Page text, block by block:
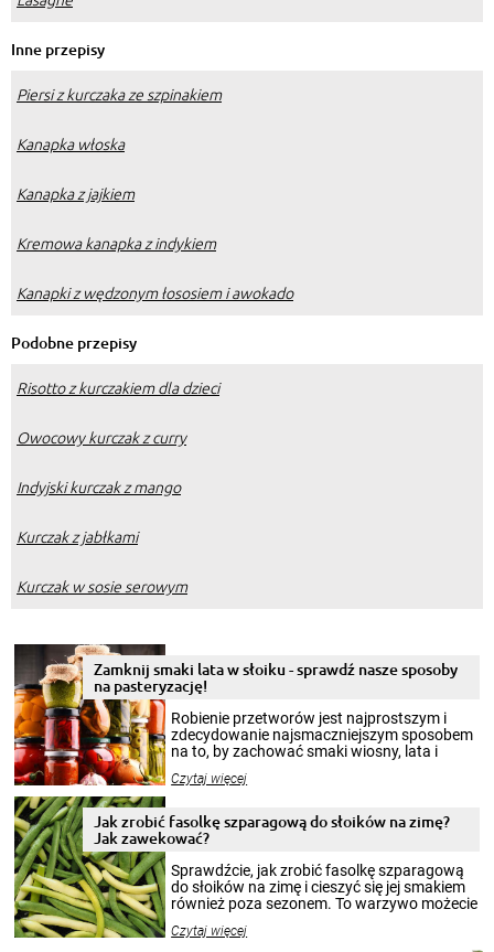
Inne przepisy
Piersi z kurczaka ze szpinakiem
Kanapka włoska
Kanapka z jajkiem
Kremowa kanapka z indykiem
Kanapki z wędzonym łososiem i awokado
Podobne przepisy
Risotto z kurczakiem dla dzieci
Owocowy kurczak z curry
Indyjski kurczak z mango
Kurczak z jabłkami
Kurczak w sosie serowym
Zamknij smaki lata w słoiku - sprawdź nasze sposoby
na pasteryzację!
Robienie przetworów jest najprostszym i
zdecydowanie najsmaczniejszym sposobem
na to, by zachować smaki wiosny, lata i
krajobrazów, by cieszyć nimi oko w sezonie
pełni poczuć atmosferę cieplejszych
miesięcy. Przygotowanie słoików ze
patenty, które pozwolą zachować świeżość
przetworów.
Czytaj więcej
Jak zrobić fasolkę szparagową do słoików na zimę?
Jak zawekować?
Sprawdźcie, jak zrobić fasolkę szparagową
do słoików na zimę i cieszyć się jej smakiem
również poza sezonem. To warzywo możecie
nasze propozycje!
Czytaj więcej